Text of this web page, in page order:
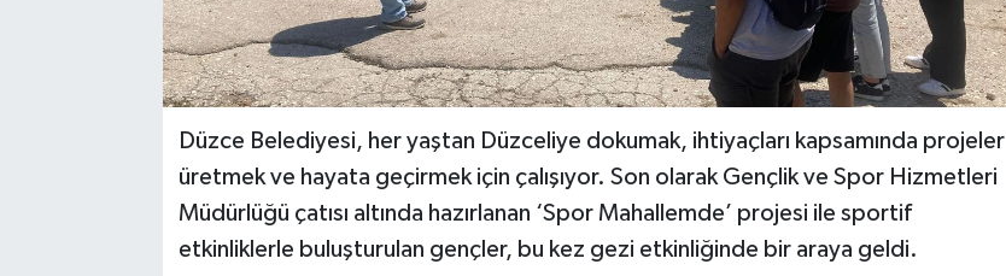
Düzce Belediyesi, her yaştan Düzceliye dokumak, ihtiyaçları kapsamında projeler
üretmek ve hayata geçirmek için çalışıyor. Son olarak Gençlik ve Spor Hizmetleri
Müdürlüğü çatısı altında hazırlanan ‘Spor Mahallemde’ projesi ile sportif
etkinliklerle buluşturulan gençler, bu kez gezi etkinliğinde bir araya geldi.